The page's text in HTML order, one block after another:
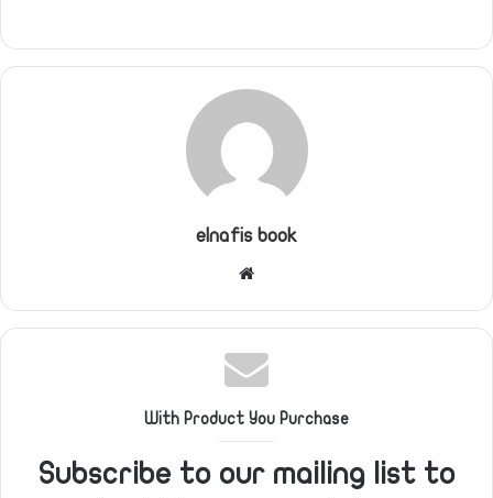
elnafis book
With Product You Purchase
Subscribe to our mailing list to